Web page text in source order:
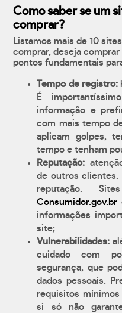
Como saber se um
comprar?
Listamos mais de 10
comprar, deseja
pontos fundamentais
Tempo de registro:
É
informação e
com mais tempo
aplicam golpes,
tempo e tenham
Reputação:
de outros clientes.
reputação.
Consumidor.gov.br
informações
site;
Vulnerabilidades:
cuidado com
segurança, que
dados pessoais.
requisitos
si só não